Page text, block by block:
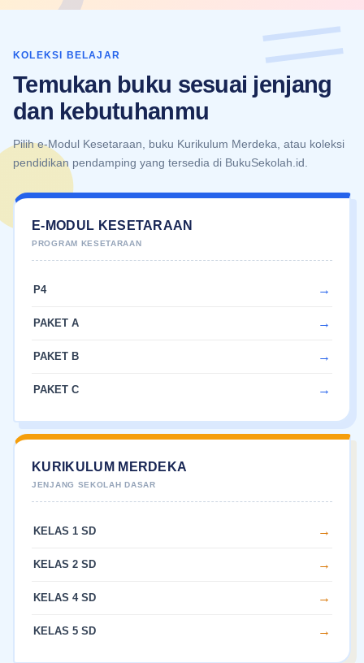
KOLEKSI BELAJAR
Temukan buku sesuai jenjang
dan kebutuhanmu
Pilih e-Modul Kesetaraan, buku Kurikulum Merdeka, atau koleksi
pendidikan pendamping yang tersedia di BukuSekolah.id.
E-MODUL KESETARAAN
P4
PAKET A
PAKET B
PAKET C
KURIKULUM MERDEKA
KELAS 1 SD
KELAS 2 SD
KELAS 4 SD
KELAS 5 SD